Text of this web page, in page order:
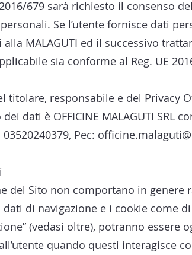
679 sarà richiesto il consenso
Se l’utente fornisce dati
MALAGUTI ed il successivo
sia conforme al Reg. UE
titolare, responsabile e del Privacy
dati è OFFICINE MALAGUTI SRL
Pec:
del Sito non comportano in
dati di navigazione e i cookie come
(vedasi oltre), potranno essere
quando questi interagisce